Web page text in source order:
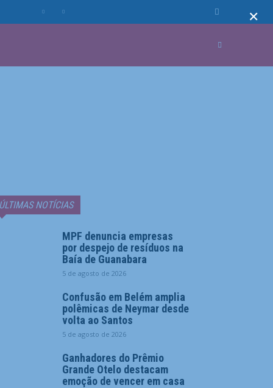
ÚLTIMAS NOTÍCIAS
MPF denuncia empresas
por despejo de resíduos na
Baía de Guanabara
5 de agosto de 2026
Confusão em Belém amplia
polêmicas de Neymar desde
volta ao Santos
5 de agosto de 2026
Ganhadores do Prêmio
Grande Otelo destacam
emoção de vencer em casa
×